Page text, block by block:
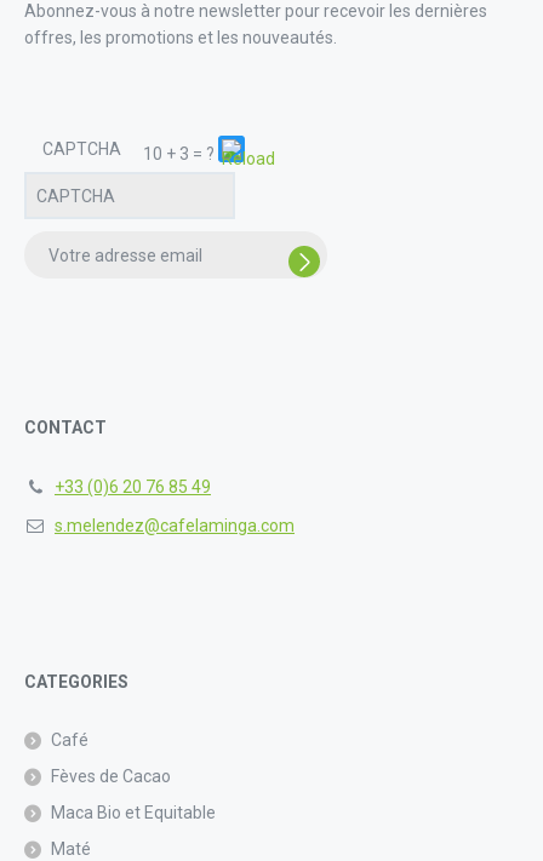
Abonnez-vous à notre newsletter pour recevoir les dernières
offres, les promotions et les nouveautés.
CAPTCHA 10 + 3 = ?
enter
CAPTCHA
that
you
CONTACT
+33 (0)6 20 76 85 49
s.melendez@cafelaminga.com
CATEGORIES
Café
Fèves de Cacao
Maca Bio et Equitable
Maté